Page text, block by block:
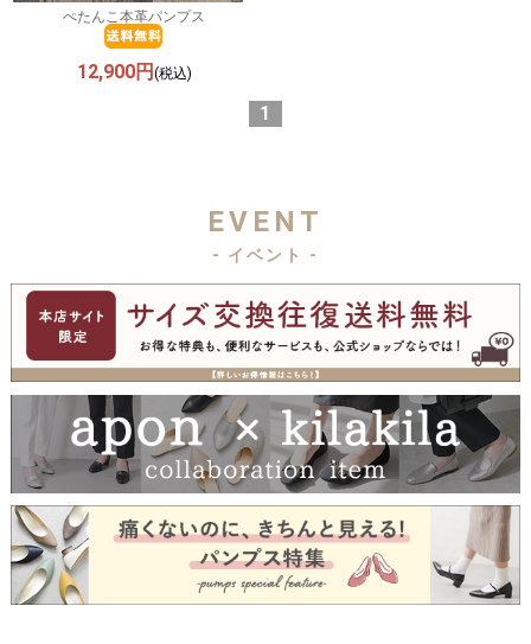
ぺたんこ本革パンプス
12,900円 (税込)
1
EVENT
- イベント -